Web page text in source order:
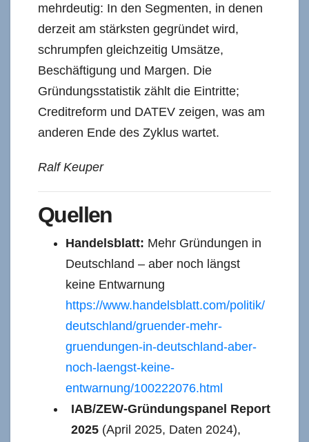
mehrdeutig: In den Segmenten, in denen
derzeit am stärksten gegründet wird,
schrumpfen gleichzeitig Umsätze,
Beschäftigung und Margen. Die
Gründungsstatistik zählt die Eintritte;
Creditreform und DATEV zeigen, was am
anderen Ende des Zyklus wartet.
Ralf Keuper
Quellen
Handelsblatt: Mehr Gründungen in
Deutschland – aber noch längst
keine Entwarnung
https://www.handelsblatt.com/politik/
deutschland/gruender-mehr-
gruendungen-in-deutschland-aber-
noch-laengst-keine-
entwarnung/100222076.html
IAB/ZEW-Gründungspanel Report
2025 (April 2025, Daten 2024),